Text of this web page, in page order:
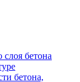
бетона
бетона,